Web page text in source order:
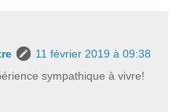
11 février 2019 à 09:38
sympathique à vivre!